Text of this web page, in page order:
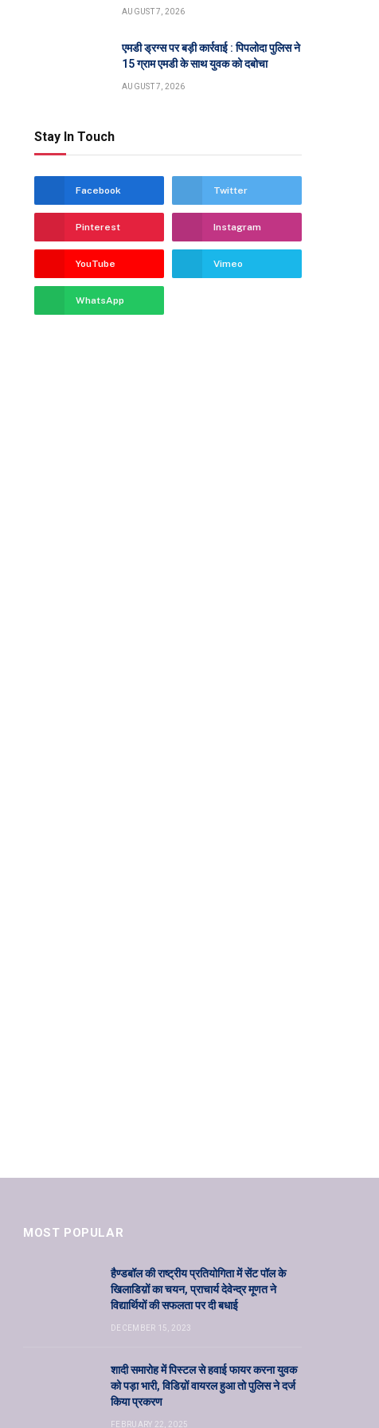
AUGUST 7, 2026
एमडी ड्रग्स पर बड़ी कार्रवाई : पिपलोदा पुलिस ने
15 ग्राम एमडी के साथ युवक को दबोचा
AUGUST 7, 2026
Stay In Touch
Facebook Twitter
Pinterest Instagram
YouTube Vimeo
WhatsApp
MOST POPULAR
हैण्डबॉल की राष्ट्रीय प्रतियोगिता में सेंट पॉल के
खिलाडिय़ों का चयन, प्राचार्य देवेन्द्र मूणत ने
विद्यार्थियों की सफलता पर दी बधाई
DECEMBER 15, 2023
शादी समारोह में पिस्टल से हवाई फायर करना युवक
को पड़ा भारी, विडिय़ों वायरल हुआ तो पुलिस ने दर्ज
किया प्रकरण
FEBRUARY 22, 2025